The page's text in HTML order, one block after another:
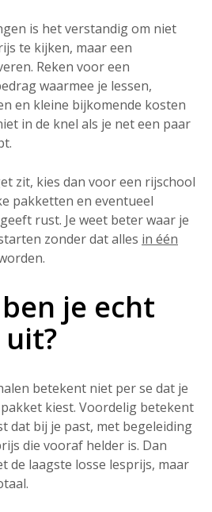
is het verstandig om niet
te kijken, maar een
Reken voor een
waarmee je lessen,
en kleine bijkomende kosten
in de knel als je net een paar
zit, kies dan voor een rijschool
pakketten en eventueel
rust. Je weet beter waar je
zonder dat alles in één
je echt
betekent niet per se dat je
kiest. Voordelig betekent
dat bij je past, met begeleiding
die vooraf helder is. Dan
de laagste losse lesprijs, maar